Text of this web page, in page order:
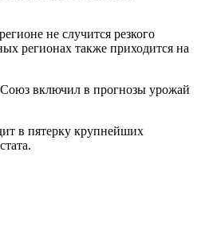
не случится резкого
регионах также приходится на
включил в прогнозы урожай
в пятерку крупнейших